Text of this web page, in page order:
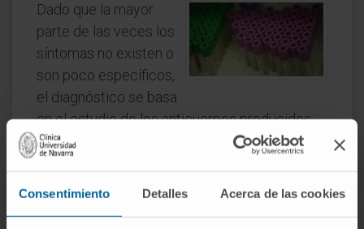
Consentimiento Detalles Acerca de las cookies
Dado que la mayor
parte de las veces los
síntomas no existen o
son poco específicos,
el diagnóstico se basa
en el estudio de los anticuerpos producidos
contra el parásito (IgM e IgG) y la detección
No obstante el método diagnóstico debe
adecuarse al contexto clínico del paciente en